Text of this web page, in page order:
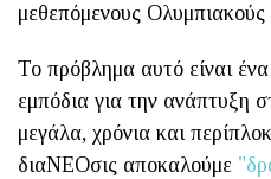
μεθεπόμενους
Το πρόβλημα αυτό είναι
εμπόδια για την ανάπτυξη
μεγάλα, χρόνια και
διαΝΕΟσις αποκαλούμε